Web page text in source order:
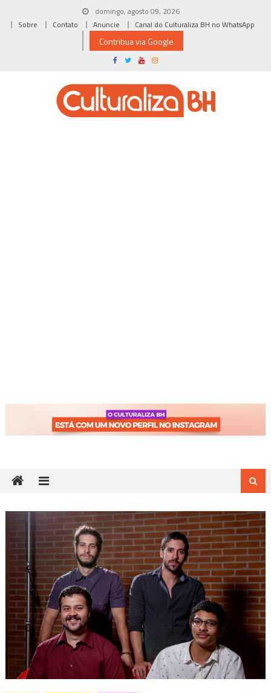
domingo, agosto 09, 2026
Sobre
Contato Anuncie Canal do Culturaliza BH no WhatsApp
Contribua via Google